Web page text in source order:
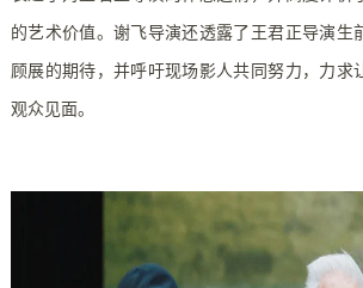
的艺术价值。谢飞导演还透露了王君正导演生
顾展的期待，并呼吁现场影人共同努力，力求
观众见面。